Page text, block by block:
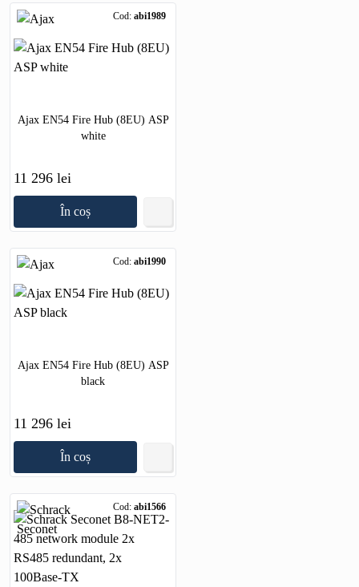
Cod: abi1989
Ajax EN54 Fire Hub (8EU) ASP
white
11 296 lei
În coș
Cod: abi1990
Ajax EN54 Fire Hub (8EU) ASP
black
11 296 lei
În coș
Cod: abi1566